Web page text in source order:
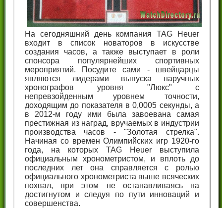
На сегодняшний день компания TAG Heuer
входит в список новаторов в искусстве
создания часов, а также выступает в роли
спонсора популярнейших спортивных
мероприятий. Посудите сами - швейцарцы
являются лидерами выпуска наручных
хронографов уровня "Люкс" с
непревзойденным уровнем точности,
доходящим до показателя в 0,0005 секунды, а
в 2012-м году ими была завоевана самая
престижная из наград, вручаемых в индустрии
производства часов - "Золотая стрелка".
Начиная со времен Олимпийских игр 1920-го
года, на которых TAG Heuer выступила
официальным хронометристом, и вплоть до
последних лет она справляется с ролью
официального хронометриста выше всяческих
похвал, при этом не останавливаясь на
достигнутом и следуя по пути инноваций и
совершенства.